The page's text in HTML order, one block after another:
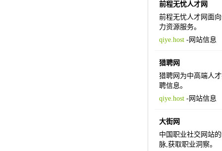
前程无忧人才网
前程无忧人才网面
力资源服务。
qiye.host-网站信息
猎聘网
猎聘网为中高端人
聘信息。
qiye.host-网站信息
大街网
中国职业社交网站
脉,获取职业洞察。